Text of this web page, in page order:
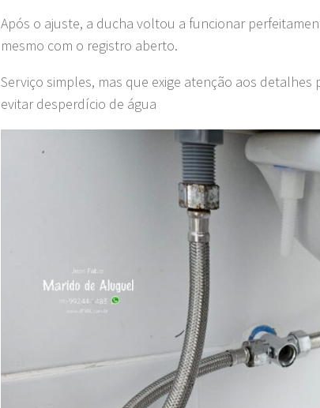
Após o ajuste, a ducha voltou a funcionar
mesmo com o registro aberto.
Serviço simples, mas que exige atenção aos
evitar desperdício de água